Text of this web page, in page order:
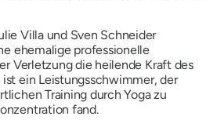
Villa und Sven Schneider
ehemalige professionelle
Verletzung die heilende Kraft des
ein Leistungsschwimmer, der
Training durch Yoga zu
fand.